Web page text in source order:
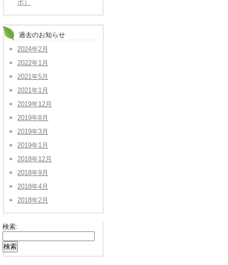
ボ）
過去のお知らせ
2024年2月
2022年1月
2021年5月
2021年1月
2019年12月
2019年8月
2019年3月
2019年1月
2018年12月
2018年9月
2018年4月
2018年2月
検索: